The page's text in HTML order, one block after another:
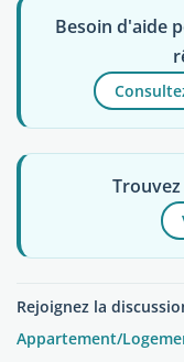
Besoin d'aide
Rejoignez la
Appartement/